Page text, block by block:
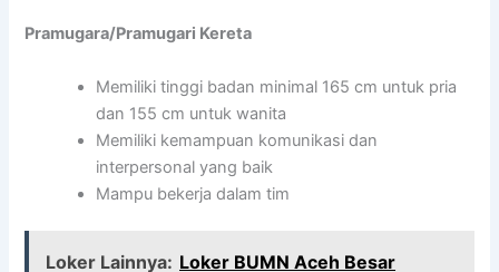
Pramugara/Pramugari Kereta
Memiliki tinggi badan minimal 165 cm untuk pria
dan 155 cm untuk wanita
Memiliki kemampuan komunikasi dan
interpersonal yang baik
Mampu bekerja dalam tim
Loker Lainnya: Loker BUMN Aceh Besar